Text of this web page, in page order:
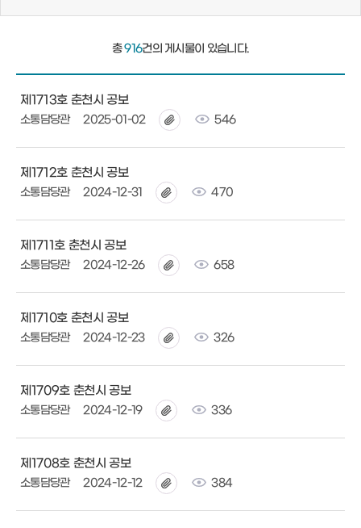
총916건의 게시물이 있습니다.
제1713호 춘천시 공보
소통담당관 2025-01-02 546
제1712호 춘천시 공보
소통담당관 2024-12-31 470
제1711호 춘천시 공보
소통담당관 2024-12-26 658
제1710호 춘천시 공보
소통담당관 2024-12-23 326
제1709호 춘천시 공보
소통담당관 2024-12-19 336
제1708호 춘천시 공보
소통담당관 2024-12-12 384